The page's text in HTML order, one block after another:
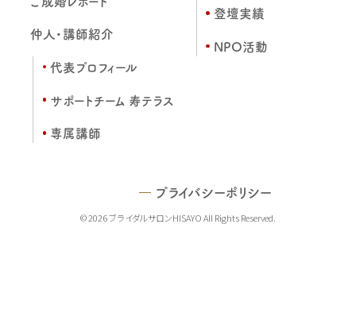
仲人・講師紹介
代表プロフィール
サポートチーム 寿テラス
専属講師
登壇実績
NPO活動
プライバシーポリシー
© 2026 ブライダルサロンHISAYO All Rights Reserved.